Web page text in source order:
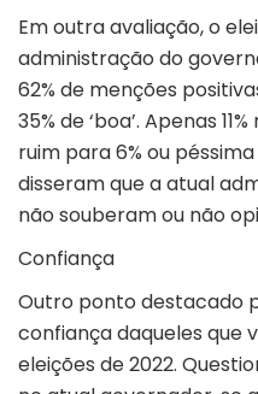
Em outra avaliação, o
administração do
62% de menções
35% de ‘boa’. Apenas
ruim para 6% ou
disseram que a atual
não souberam ou não
Confiança
Outro ponto destacado
confiança daqueles que
eleições de 2022.